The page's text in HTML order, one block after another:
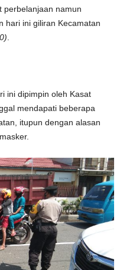
perbelanjaan namun
hari ini giliran Kecamatan
ini dipimpin oleh Kasat
mendapati beberapa
itupun dengan alasan